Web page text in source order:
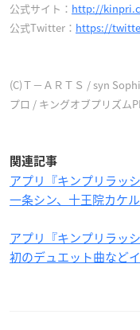
公式サイト： http://
公式Twitter： https://
(C)Ｔ－ＡＲＴＳ / syn
プロ / キングオブプリズム
関連記事
アプリ『キンプリラッ
一条シン、十王院カケ
アプリ『キンプリラッ
初のデュエット曲など